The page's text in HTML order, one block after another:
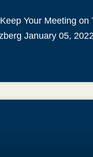
Your Meeting on
January 05,